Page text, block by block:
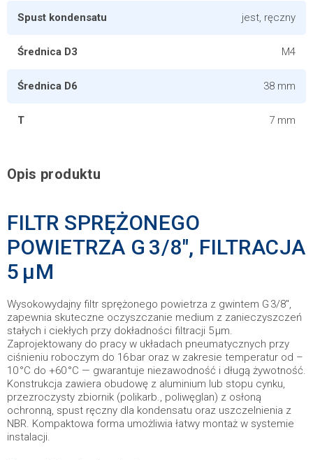
Spust kondensatu jest, ręczny
Średnica D3 M4
Średnica D6 38 mm
T 7 mm
Opis produktu
FILTR SPRĘŻONEGO
POWIETRZA G 3/8″, FILTRACJA
5 µM
Wysokowydajny filtr sprężonego powietrza z gwintem G 3/8″,
zapewnia skuteczne oczyszczanie medium z zanieczyszczeń
stałych i ciekłych przy dokładności filtracji 5 µm.
Zaprojektowany do pracy w układach pneumatycznych przy
ciśnieniu roboczym do 16 bar oraz w zakresie temperatur od –
10 °C do +60 °C — gwarantuje niezawodność i długą żywotność.
Konstrukcja zawiera obudowę z aluminium lub stopu cynku,
przezroczysty zbiornik (polikarb., poliwęglan) z osłoną
ochronną, spust ręczny dla kondensatu oraz uszczelnienia z
NBR. Kompaktowa forma umożliwia łatwy montaż w systemie
instalacji.